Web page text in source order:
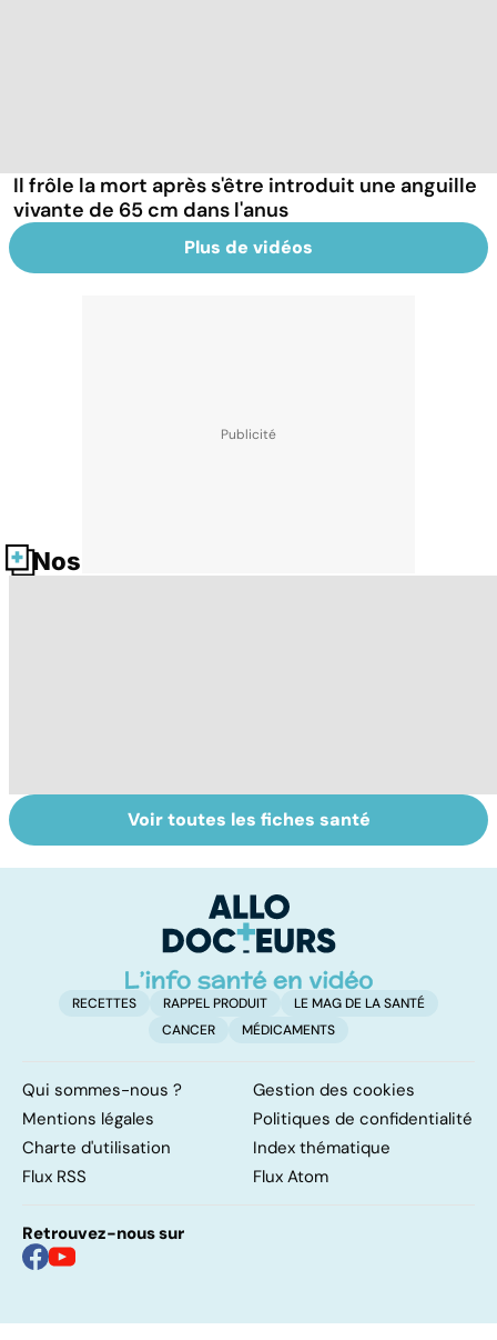
Il frôle la mort après s'être introduit une anguille
vivante de 65 cm dans l'anus
Plus de vidéos
Nos fiches santé
Tout savoir sur
les infections
Inflammation des
amygdales : que
d'angine ?
Voir toutes les fiches santé
RECETTES RAPPEL PRODUIT
LE MAG DE LA SANTÉ
CANCER
MÉDICAMENTS
Qui sommes-nous ?
Gestion des cookies
Mentions légales
Politiques de confidentialité
Charte d'utilisation
Index thématique
Flux RSS
Flux Atom
Retrouvez-nous sur